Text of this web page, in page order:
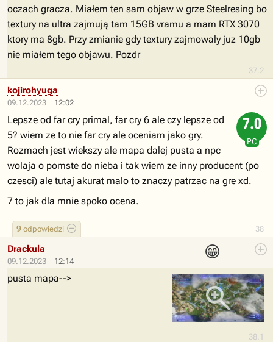
37.2
oczach gracza. Miałem ten sam objaw w grze Steelresing bo
textury na ultra zajmują tam 15GB vramu a mam RTX 3070
ktory ma 8gb. Przy zmianie gdy textury zajmowaly juz 10gb
nie miałem tego objawu. Pozdr
09.12.2023 12:02
38
9 odpowiedzi
kojirohyuga
7.0
PC
Lepsze od far cry primal, far cry 6 ale czy lepsze od
5? wiem ze to nie far cry ale oceniam jako gry.
Rozmach jest wiekszy ale mapa dalej pusta a npc
wolaja o pomste do nieba i tak wiem ze inny producent (po
czesci) ale tutaj akurat malo to znaczy patrzac na gre xd.
7 to jak dla mnie spoko ocena.
09.12.2023 12:14
😁
38.1
Drackula
pusta mapa-->